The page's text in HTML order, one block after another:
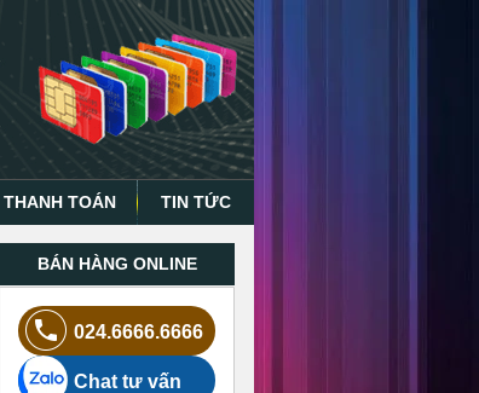
THANH TOÁN TIN TỨC
BÁN HÀNG ONLINE
024.6666.6666
Chat tư vấn